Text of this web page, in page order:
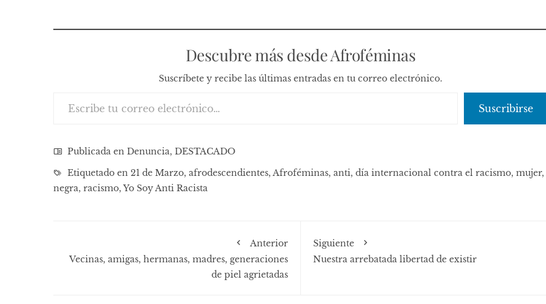
Descubre más desde Afroféminas
Suscríbete y recibe las últimas entradas en tu correo electrónico.
Suscribirse
Publicada en Denuncia, DESTACADO
Etiquetado en 21 de Marzo, afrodescendientes, Afroféminas, anti, día internacional contra el racismo, mujer,
negra, racismo, Yo Soy Anti Racista
Anterior
Vecinas, amigas, hermanas, madres, generaciones
de piel agrietadas
Siguiente
Nuestra arrebatada libertad de existir